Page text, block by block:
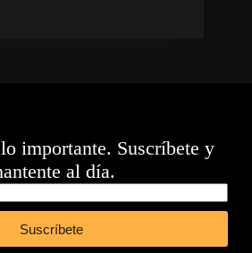
importante. Suscríbete y
al día.
Suscríbete